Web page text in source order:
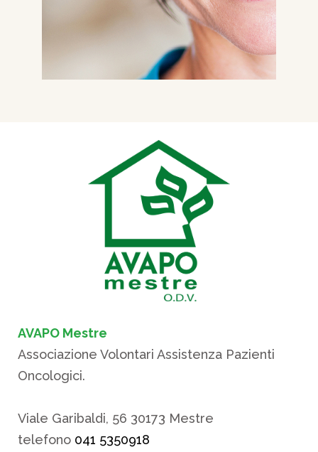
AVAPO Mestre
Associazione Volontari Assistenza Pazienti
Oncologici.
Viale Garibaldi, 56 30173 Mestre
telefono 041 5350918